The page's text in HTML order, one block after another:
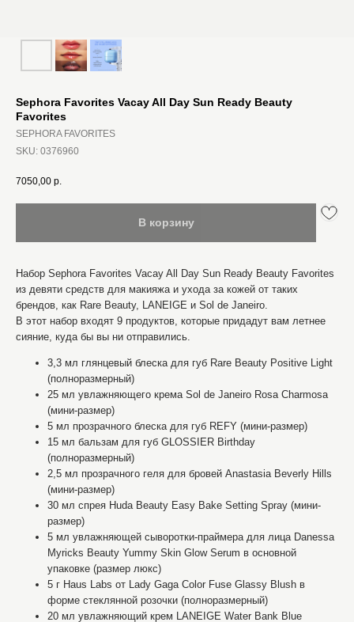
Sephora Favorites Vacay All Day Sun Ready Beauty
Favorites
SEPHORA FAVORITES
SKU: 0376960
7050,00 р.
В корзину
Набор Sephora Favorites Vacay All Day Sun Ready Beauty Favorites
из девяти средств для макияжа и ухода за кожей от таких
брендов, как Rare Beauty, LANEIGE и Sol de Janeiro.
В этот набор входят 9 продуктов, которые придадут вам летнее
сияние, куда бы вы ни отправились.
3,3 мл глянцевый блеска для губ Rare Beauty Positive Light
(полноразмерный)
25 мл увлажняющего крема Sol de Janeiro Rosa Charmosa
(мини-размер)
5 мл прозрачного блеска для губ REFY (мини-размер)
15 мл бальзам для губ GLOSSIER Birthday
(полноразмерный)
2,5 мл прозрачного геля для бровей Anastasia Beverly Hills
(мини-размер)
30 мл спрея Huda Beauty Easy Bake Setting Spray (мини-
размер)
5 мл увлажняющей сыворотки-праймера для лица Danessa
Myricks Beauty Yummy Skin Glow Serum в основной
упаковке (размер люкс)
5 г Haus Labs от Lady Gaga Color Fuse Glassy Blush в
форме стеклянной розочки (полноразмерный)
20 мл увлажняющий крем LANEIGE Water Bank Blue